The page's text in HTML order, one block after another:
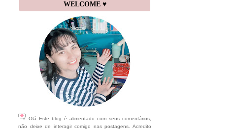
WELCOME ♥
Olá Este blog é alimentado com seus comentários,
não deixe de interagir comigo nas postagens. Acredito